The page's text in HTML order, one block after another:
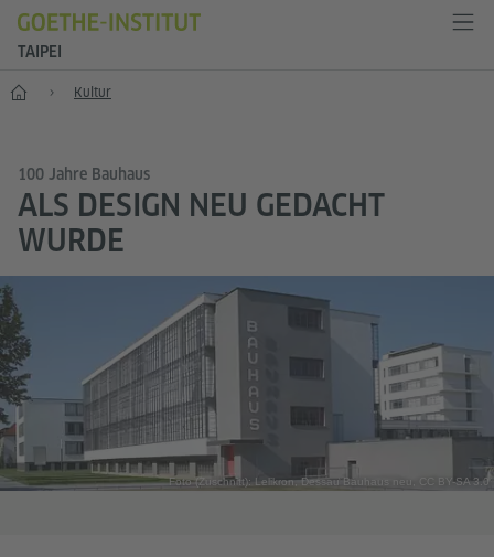
TAIPEI
Start Kultur
100 Jahre Bauhaus
ALS DESIGN NEU GEDACHT
WURDE
Foto (Zuschnitt): Lelikron, Dessau Bauhaus neu, CC BY-SA 3.0